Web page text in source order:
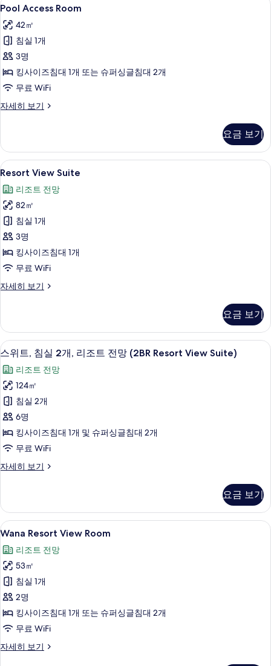
보
Access
Room
사
진
모
두
보
7
Pool Access Room
42㎡
침실 1개
3명
킹사이즈침대 1개 또는 슈퍼싱글침대 2개
무료 WiFi
자세히 보기
Pool
세
히
보
요금 보기
Resort
View
Suite
사
진
모
두
보
기
Resort View Suite | 고급 침구, 미니바,
6
Resort View Suite
리조트 전망
82㎡
침실 1개
3명
킹사이즈침대 1개
무료 WiFi
자세히 보기
Resort
세
히
보
요금 보기
스
위
트,
침
실
2
개,
리
조
전
망
(2BR
Resort
View
Suite)
사
진
모
두
보
9
스위트, 침실 2개, 리조트 전망 (2BR Resort View Suite)
리조트 전망
124㎡
침실 2개
6명
킹사이즈침대 1개 및 슈퍼싱글침대 2개
무료 WiFi
자세히 보기
스
실
개,
조
트
전
망
(2BR
Resort
View
Suite)
세
요금 보기
Wana
Resort
View
Room
사
진
모
두
보
9
Wana Resort View Room
리조트 전망
53㎡
침실 1개
2명
킹사이즈침대 1개 또는 슈퍼싱글침대 2개
무료 WiFi
자세히 보기
Wana